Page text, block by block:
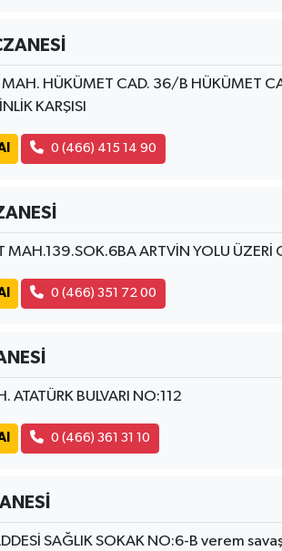
HÜKÜMET CAD. 36/B HÜKÜMET
KARŞISI
0 (466) 415 14 90
MAH.139.SOK.6BA ARTVİN YOLU ÜZERİ
0 (466) 351 72 00
ATATÜRK BULVARI NO:112
0 (466) 361 31 10
SAĞLIK SOKAK NO:6-B verem